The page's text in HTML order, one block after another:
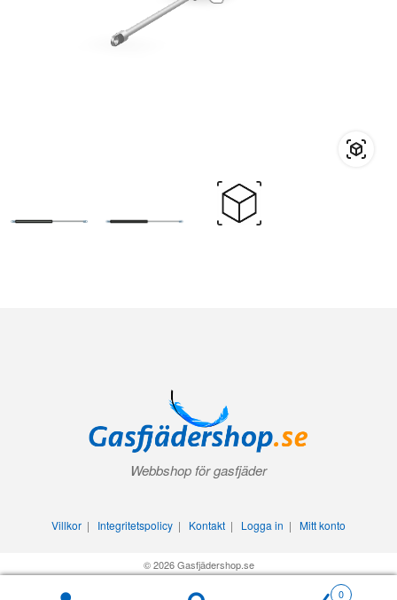
0
Webbshop för gasfjäder
Villkor | Integritetspolicy | Kontakt | Logga in | Mitt konto
© 2026 Gasfjädershop.se